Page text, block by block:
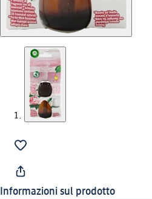
Informazioni sul prodotto